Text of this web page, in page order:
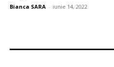
Bianca SARA - iunie 14, 2022